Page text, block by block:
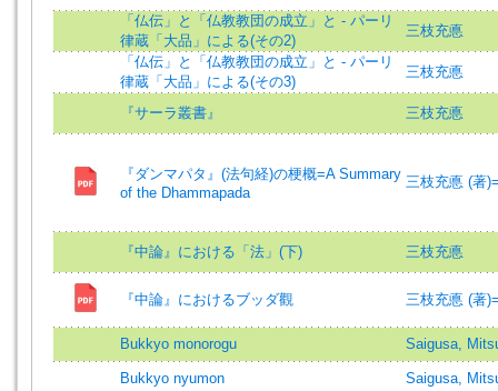
「仏伝」と「仏教教団の成立」と - パーリ
律蔵「大品」による(その2)
三枝充悳
「仏伝」と「仏教教団の成立」と - パーリ
律蔵「大品」による(その3)
三枝充悳
『サーラ叢書』 三枝充悳
『ダンマパタ』(法句経)の梗概=A Summary
of the Dhammapada
三枝充悳 (著
『中論』における「法」(下) 三枝充悳
『中論』におけるブッダ觀 三枝充悳 (著
Bukkyo monorogu Saigusa,
Bukkyo nyumon Saigusa,